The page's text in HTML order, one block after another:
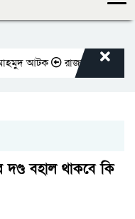
আটক রাজবাড়ীতে বীর
দণ্ড বহাল থাকবে কি